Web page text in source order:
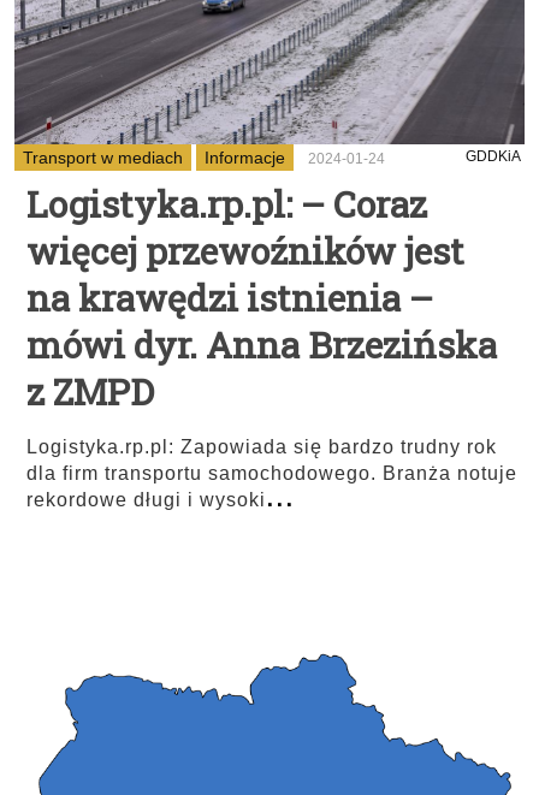
Transport w mediach Informacje 2024-01-24 GDDKiA
Logistyka.rp.pl: – Coraz
więcej przewoźników jest
na krawędzi istnienia –
mówi dyr. Anna Brzezińska
z ZMPD
Logistyka.rp.pl: Zapowiada się bardzo trudny rok
dla firm transportu samochodowego. Branża notuje
rekordowe długi i wysoki...